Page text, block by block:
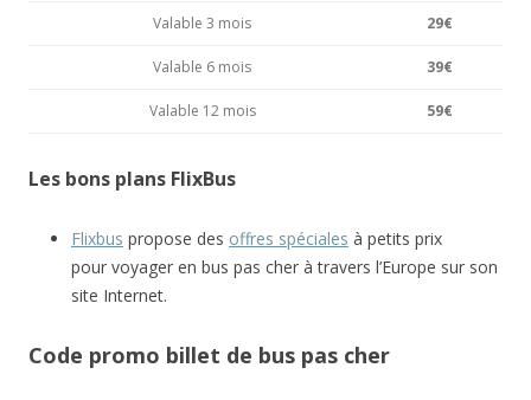
Valable 3 mois 29€
Valable 6 mois 39€
Valable 12 mois 59€
Les bons plans FlixBus
Flixbus propose des offres spéciales à petits prix
pour voyager en bus pas cher à travers l’Europe sur son
site Internet.
Code promo billet de bus pas cher